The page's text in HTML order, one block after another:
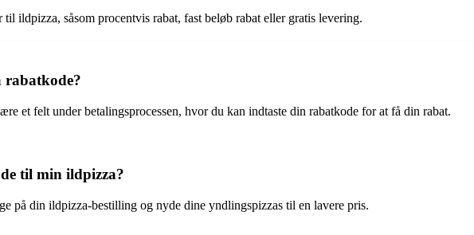
ildpizza, såsom procentvis rabat, fast beløb rabat eller gratis levering.
rabatkode?
et felt under betalingsprocessen, hvor du kan indtaste din rabatkode for at få din rabat.
til min ildpizza?
på din ildpizza-bestilling og nyde dine yndlingspizzas til en lavere pris.